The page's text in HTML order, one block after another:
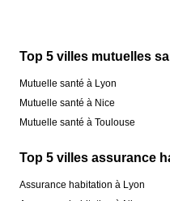
Top 5 villes mutuelles
Mutuelle santé à Lyon
Mutuelle santé à Nice
Mutuelle santé à Toulouse
Top 5 villes assurance
Assurance habitation à Lyon